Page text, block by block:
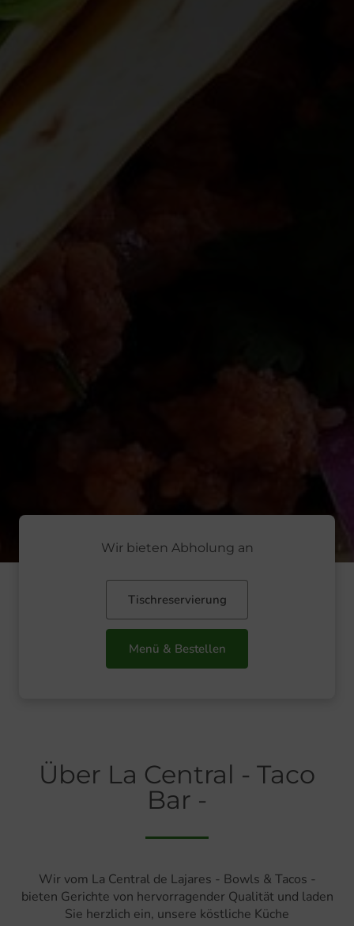
Wir bieten Abholung an
Tischreservierung
Menü & Bestellen
Über La Central - Taco
Bar -
Wir vom La Central de Lajares - Bowls & Tacos -
bieten Gerichte von hervorragender Qualität und laden
Sie herzlich ein, unsere köstliche Küche